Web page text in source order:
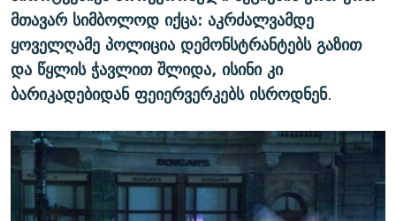
მთავარ სიმბოლოდ იქცა: აკრძალვამდე
ყოველღამე პოლიცია დემონსტრანტებს გაზით
და წყლის ჭავლით შლიდა, ისინი კი
ბარიკადებიდან ფეიერვერკებს ისროდნენ.